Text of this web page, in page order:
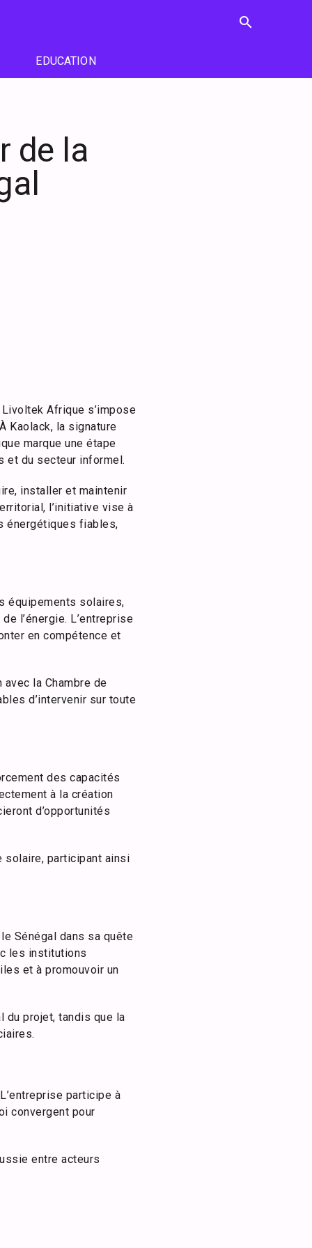
search
EDUCATION
de la
Afrique s’impose
Kaolack, la signature
marque une étape
et du secteur informel.
installer et maintenir
l’initiative vise à
énergétiques fiables,
équipements solaires,
l’énergie. L’entreprise
en compétence et
la Chambre de
d’intervenir sur toute
des capacités
à la création
d’opportunités
solaire, participant ainsi
Sénégal dans sa quête
les institutions
et à promouvoir un
du projet, tandis que la
participe à
convergent pour
entre acteurs